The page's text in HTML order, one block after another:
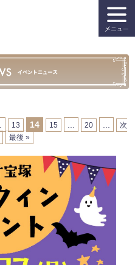
13 14 15 20
次
最後 »